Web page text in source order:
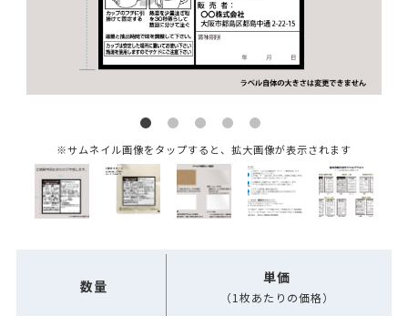
※サムネイル画像をタップすると、拡大画像が表示されます
数量 単価
（1枚あたりの価格）